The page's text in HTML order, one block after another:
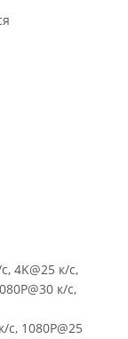
4K@25 к/с,
к/с,
с, 1080P@25